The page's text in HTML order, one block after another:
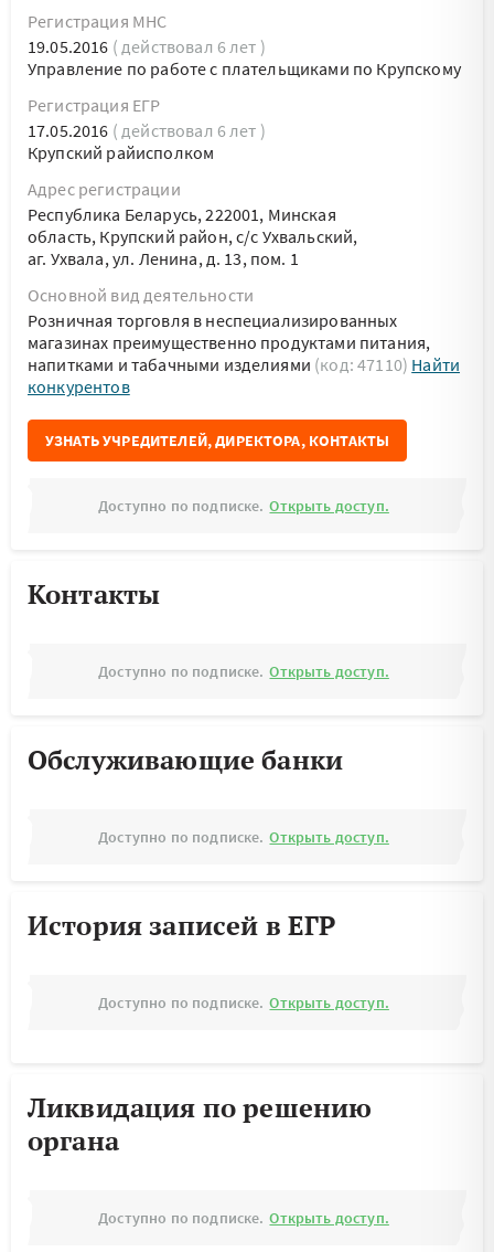
Регистрация МНС
19.05.2016 ( действовал 6 лет )
Управление по работе с плательщиками по Крупскому
Регистрация ЕГР
17.05.2016 ( действовал 6 лет )
Крупский райисполком
Адрес регистрации
Республика Беларусь, 222001, Минская
область, Крупский район, с/с Ухвальский,
аг. Ухвала, ул. Ленина, д. 13, пом. 1
Основной вид деятельности
Розничная торговля в неспециализированных
магазинах преимущественно продуктами питания,
напитками и табачными изделиями (код: 47110) Найти
конкурентов
УЗНАТЬ УЧРЕДИТЕЛЕЙ, ДИРЕКТОРА, КОНТАКТЫ
Доступно по подписке. Открыть доступ.
Контакты
Доступно по подписке. Открыть доступ.
Обслуживающие банки
Доступно по подписке. Открыть доступ.
История записей в ЕГР
Доступно по подписке. Открыть доступ.
Ликвидация по решению
органа
Доступно по подписке. Открыть доступ.